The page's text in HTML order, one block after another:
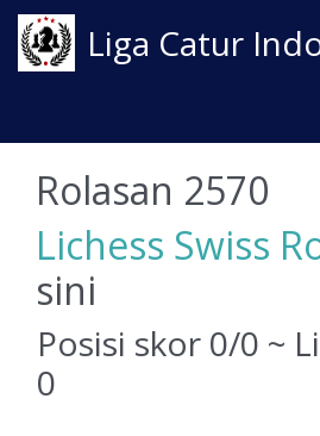
Liga Catur
Rolasan 2570
Lichess Swiss
sini
Posisi skor 0/0 ~
0